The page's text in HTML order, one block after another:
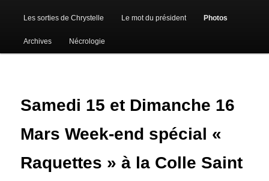
Les sorties de Chrystelle Le mot du président Photos
Archives Nécrologie
Samedi 15 et Dimanche 16
Mars Week-end spécial «
Raquettes » à la Colle Saint